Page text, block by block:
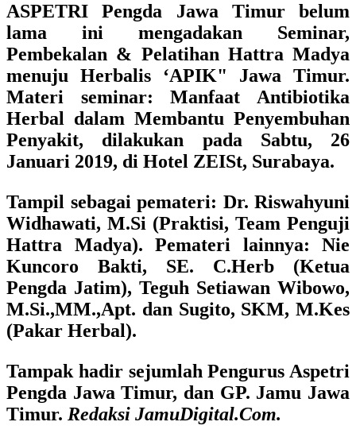
ASPETRI Pengda Jawa Timur belum
lama ini mengadakan Seminar,
Pembekalan & Pelatihan Hattra Madya
menuju Herbalis ‘APIK" Jawa Timur.
Materi seminar:Manfaat Antibiotika
Herbal dalam Membantu Penyembuhan
Penyakit, dilakukan pada Sabtu, 26
Januari 2019, di Hotel ZEISt, Surabaya.
Tampil sebagai pemateri: Dr. Riswahyuni
Widhawati, M.Si (Praktisi, Team Penguji
Hattra Madya). Pemateri lainnya: Nie
Kuncoro Bakti, SE. C.Herb (Ketua
Pengda Jatim), Teguh Setiawan Wibowo,
M.Si.,MM.,Apt. dan Sugito, SKM, M.Kes
(Pakar Herbal).
Tampak hadir sejumlah Pengurus Aspetri
Pengda Jawa Timur, dan GP. Jamu Jawa
Timur. Redaksi JamuDigital.Com.